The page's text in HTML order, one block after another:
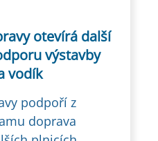
otevírá další
výstavby
vodík
podpoří z
doprava